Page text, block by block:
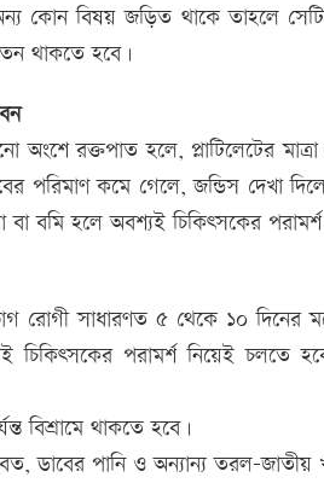
অন্য কোন বিষয় জড়িত থাকে তাহলে
থাকতে হবে।
অংশে রক্তপাত হলে, প্লাটিলেটের
পরিমাণ কমে গেলে, জন্ডিস দেখা
বা বমি হলে অবশ্যই চিকিৎসকের
রোগী সাধারণত ৫ থেকে ১০ দিনের
চিকিৎসকের পরামর্শ নিয়েই চলতে
বিশ্রামে থাকতে হবে।
ডাবের পানি ও অন্যান্য তরল-জাতীয়